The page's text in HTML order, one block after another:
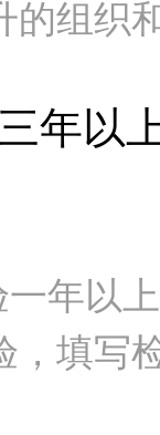
的组
年以
年以
，填